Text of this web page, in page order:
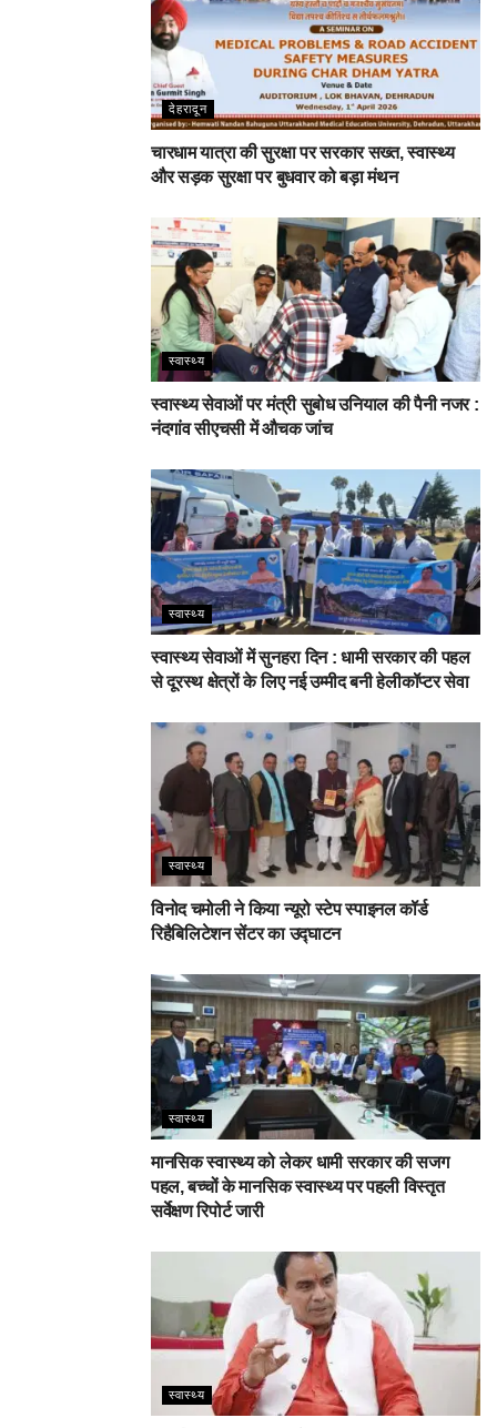
देहरादून
चारधाम यात्रा की सुरक्षा पर सरकार सख्त, स्वास्थ्य
और सड़क सुरक्षा पर बुधवार को बड़ा मंथन
स्वास्थ्य
स्वास्थ्य सेवाओं पर मंत्री सुबोध उनियाल की पैनी नजर :
नंदगांव सीएचसी में औचक जांच
स्वास्थ्य
स्वास्थ्य सेवाओं में सुनहरा दिन : धामी सरकार की पहल
से दूरस्थ क्षेत्रों के लिए नई उम्मीद बनी हेलीकॉप्टर सेवा
स्वास्थ्य
विनोद चमोली ने किया न्यूरो स्टेप स्पाइनल कॉर्ड
रिहैबिलिटेशन सेंटर का उद्घाटन
स्वास्थ्य
मानसिक स्वास्थ्य को लेकर धामी सरकार की सजग
पहल, बच्चों के मानसिक स्वास्थ्य पर पहली विस्तृत
सर्वेक्षण रिपोर्ट जारी
स्वास्थ्य